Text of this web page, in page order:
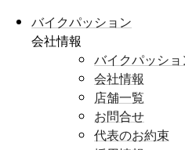
バイクパッション
会社情報
バイクパッショ
会社情報
店舗一覧
お問合せ
代表のお約束